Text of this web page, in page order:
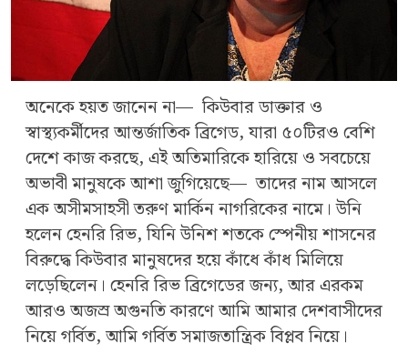
অনেকে হয়ত জানেন না— কিউবার ডাক্তার ও
স্বাস্থ্যকর্মীদের আন্তর্জাতিক ব্রিগেড, যারা ৫০টিরও বেশি
দেশে কাজ করছে, এই অতিমারিকে হারিয়ে ও সবচেয়ে
অভাবী মানুষকে আশা জুগিয়েছে— তাদের নাম আসলে
এক অসীমসাহসী তরুণ মার্কিন নাগরিকের নামে। উনি
হলেন হেনরি রিভ, যিনি উনিশ শতকে স্পেনীয় শাসনের
বিরুদ্ধে কিউবার মানুষদের হয়ে কাঁধে কাঁধ মিলিয়ে
লড়েছিলেন। হেনরি রিভ ব্রিগেডের জন্য, আর এরকম
আরও অজস্র অগুনতি কারণে আমি আমার দেশবাসীদের
নিয়ে গর্বিত, আমি গর্বিত সমাজতান্ত্রিক বিপ্লব নিয়ে।